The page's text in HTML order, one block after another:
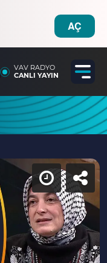
AÇ
VAV RADYO
CANLI YAYIN